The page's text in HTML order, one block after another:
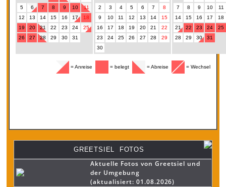
GREETSIEL FOTOS
Aktuelle Fotos von Greetsiel und
der Umgebung
(aktualisiert: 01.08.2026)